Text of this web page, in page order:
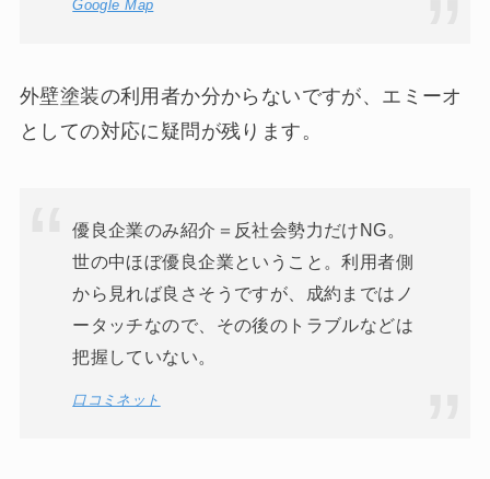
Google Map
外壁塗装の利用者か分からないですが、エミーオ
としての対応に疑問が残ります。
優良企業のみ紹介＝反社会勢力だけNG。
世の中ほぼ優良企業ということ。利用者側
から見れば良さそうですが、成約まではノ
ータッチなので、その後のトラブルなどは
把握していない。
口コミネット